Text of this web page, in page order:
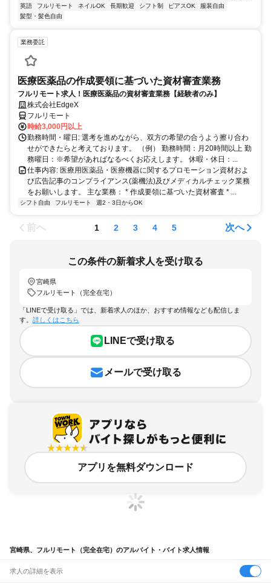
英語
フルリモート ネイルOK 長期歓迎 シフト制 ピアスOK
服装自由
髪型・髪色自由
業務委託
医療医薬品の作成要領に基づいた資材審査業務
フルリモート求人！医療医薬品の資材審査業務【経験者のみ】
株式会社EdgeX
フルリモート
時給3,000円以上
勤務時間・曜日: 選考を進めながら、双方の希望の合うよう擦り合わ
せができたらと考えております。 （例） 勤務時間：月20時間以上 勤
務曜日：※希望があればなるべくお応えします。 休暇・休日：...
仕事内容: 医療用医薬品・医療機器に関するプロモーション資材およ
び広告記事のコンプライアンス(薬機法)及びメディカルチェック業務
をお願いします。 主な業務： * 作成要領に基づいた資材審査 * ...
シフト自由 フルリモート 週2・3日からOK
前へ 1 2 3 4 5 次へ
この条件の新着求人を受け取る
宮崎県
フルリモート（完全在宅）
「LINEで受け取る」では、新着求人のほか、おすすめ情報なども配信しま
す。 詳しくはこちら
LINEで受け取る
メールで受け取る
アプリを無料ダウンロード
宮崎県、フルリモート（完全在宅）のアルバイト・バイト求人情報
求人の詳細を表示